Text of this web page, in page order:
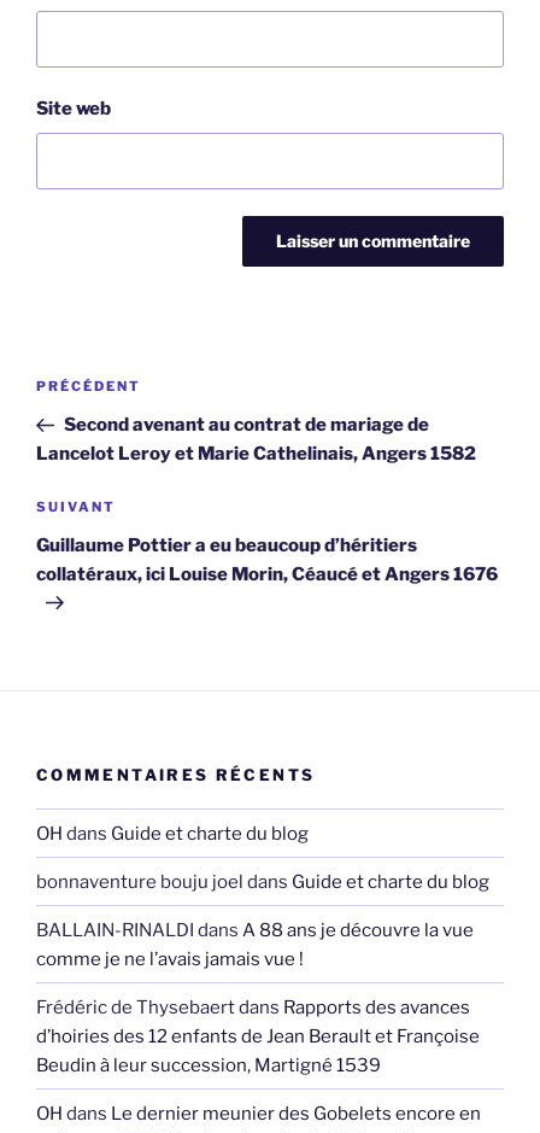
Site web
Navigation
l’article
Article
précédent
PRÉCÉDENT
Second avenant au contrat de mariage de
Lancelot Leroy et Marie Cathelinais, Angers 1582
Article
suivant
SUIVANT
Guillaume Pottier a eu beaucoup d’héritiers
collatéraux, ici Louise Morin, Céaucé et Angers 1676
COMMENTAIRES RÉCENTS
OH dans Guide et charte du blog
bonnaventure bouju joel dans Guide et charte du blog
BALLAIN-RINALDI dans A 88 ans je découvre la vue
comme je ne l’avais jamais vue !
Frédéric de Thysebaertdans Rapports des avances
d’hoiries des 12 enfants de Jean Berault et Françoise
Beudin à leur succession, Martigné 1539
OH dans Le dernier meunier des Gobelets encore en